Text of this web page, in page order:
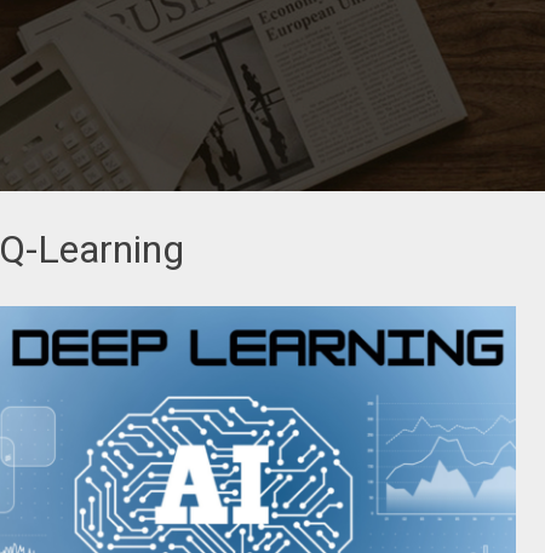
Q-Learning